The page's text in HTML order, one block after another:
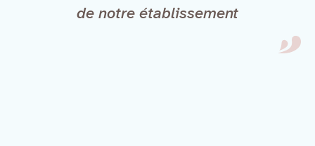
de notre établissement